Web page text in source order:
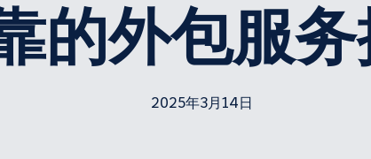
的外包服务
2025年3月14日